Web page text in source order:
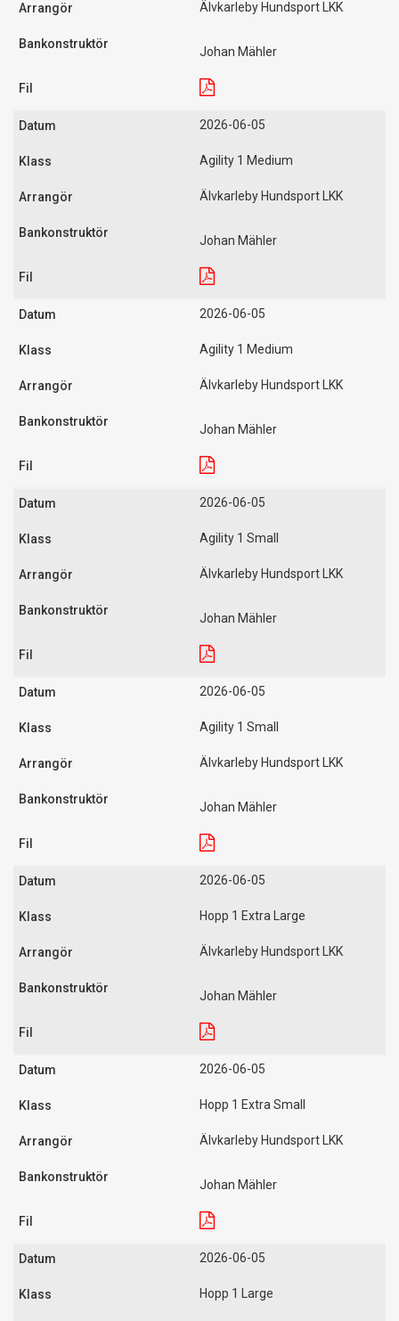
Älvkarleby Hundsport LKK
Johan Mähler
2026-06-05
Agility 1 Medium
Älvkarleby Hundsport LKK
Johan Mähler
2026-06-05
Agility 1 Medium
Älvkarleby Hundsport LKK
Johan Mähler
2026-06-05
Agility 1 Small
Älvkarleby Hundsport LKK
Johan Mähler
2026-06-05
Agility 1 Small
Älvkarleby Hundsport LKK
Johan Mähler
2026-06-05
Hopp 1 Extra Large
Älvkarleby Hundsport LKK
Johan Mähler
2026-06-05
Hopp 1 Extra Small
Älvkarleby Hundsport LKK
Johan Mähler
2026-06-05
Hopp 1 Large